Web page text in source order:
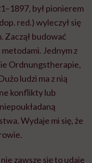
był pionierem
red.) wyleczył się
. Zaczął budować
Jednym z
Ordnungstherapie,
ludzi ma z nią
konflikty lub
Wydaje mi się, że
zawsze się to udaje